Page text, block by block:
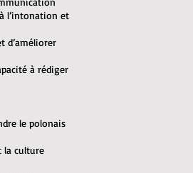
l’intonation et
d’améliorer
à rédiger
le polonais
la culture